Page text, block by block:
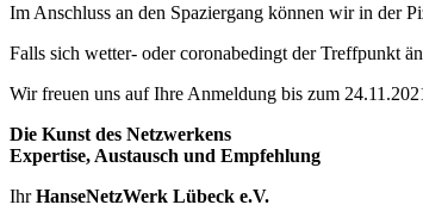
Im Anschluss an den Spaziergang können wir in der
Falls sich wetter- oder coronabedingt der Treffpunkt
Wir freuen uns auf Ihre Anmeldung bis zum
Die Kunst des Netzwerkens
Expertise, Austausch und Empfehlung
IhrHanseNetzWerk Lübeck e.V.